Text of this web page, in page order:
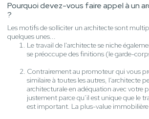
Pourquoi devez-vous faire appel à un
?
Les motifs de solliciter un architecte sont
quelques unes...
Le travail de l'architecte se niche
se préoccupe des finitions (le garde-
Contrairement au promoteur qui vous
similaire à toutes les autres, l’architecte
architecturale en adéquation avec votre
justement parce qu’il est unique que le
est important. La plus-value immobilière